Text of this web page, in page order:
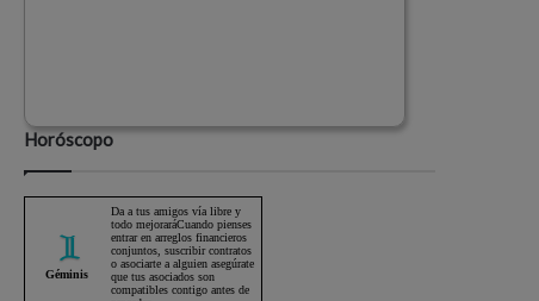
Horóscopo